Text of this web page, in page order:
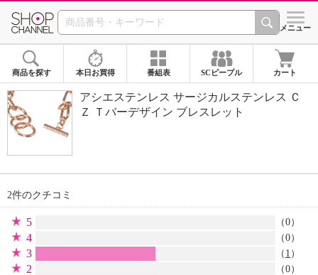
SHOP CHANNEL シメニュー
商品を探す 本日お買得 番組表 SCピープル カート
アシエステンレス サージカルステンレス Ｃ
Ｚ Ｔバーデザイン ブレスレット
2件のクチコミ
5 （0）
4 （0）
3 （ 1 ）
2 （0）